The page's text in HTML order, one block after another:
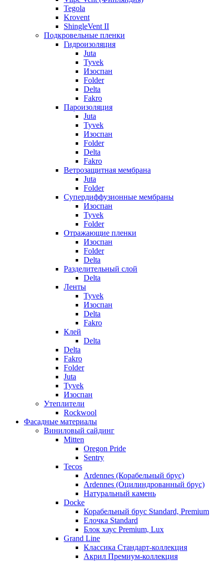
Tegola
Krovent
ShingleVent II
Подкровельные пленки
Гидроизоляция
Juta
Tyvek
Изоспан
Folder
Delta
Fakro
Пароизоляция
Juta
Tyvek
Изоспан
Folder
Delta
Fakro
Ветрозащитная мембрана
Juta
Folder
Супердиффузионные мембраны
Изоспан
Tyvek
Folder
Отражающие пленки
Изоспан
Folder
Delta
Разделительный слой
Delta
Ленты
Tyvek
Изоспан
Delta
Fakro
Клей
Delta
Delta
Fakro
Folder
Juta
Tyvek
Изоспан
Утеплители
Rockwool
Фасадные материалы
Виниловый сайдинг
Mitten
Oregon Pride
Sentry
Tecos
Ardennes (Корабельный брус)
Ardennes (Оцилиндрованный брус)
Натуральный камень
Docke
Корабельный брус Standard, Premium
Елочка Standard
Блок хаус Premium, Lux
Grand Line
Классика Стандарт-коллекция
Акрил Премиум-коллекция